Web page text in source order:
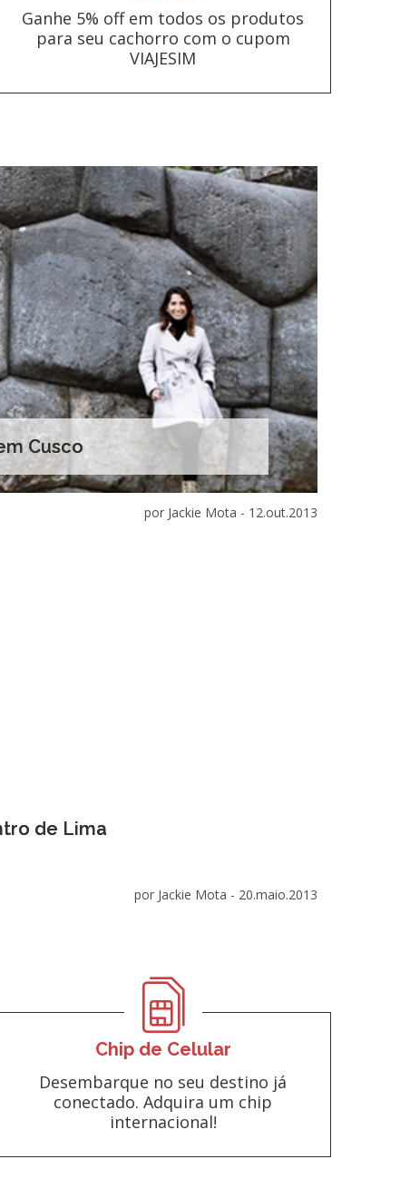
Ganhe 5% off em todos os produtos
para seu cachorro com o cupom
VIAJESIM
Cusco
por Jackie Mota - 12.out.2013
de Lima
por Jackie Mota - 20.maio.2013
Chip de Celular
Desembarque no seu destino já
conectado. Adquira um chip
internacional!